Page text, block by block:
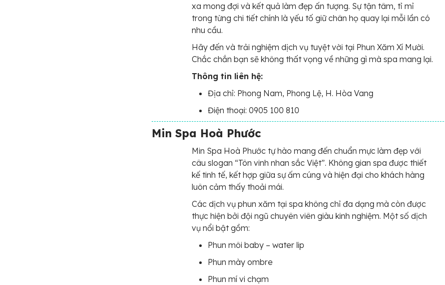
xa mong đợi và kết quả làm đẹp ấn tượng. Sự tận tâm, tỉ mỉ
trong từng chi tiết chính là yếu tố giữ chân họ quay lại mỗi lần có
nhu cầu.
Hãy đến và trải nghiệm dịch vụ tuyệt vời tại Phun Xăm Xí Mười.
Chắc chắn bạn sẽ không thất vọng về những gì mà spa mang lại.
Thông tin liên hệ:
Địa chỉ: Phong Nam, Phong Lệ, H. Hòa Vang
Điện thoại: 0905 100 810
Min Spa Hoà Phước
Min Spa Hoà Phước tự hào mang đến chuẩn mực làm đẹp với
câu slogan “Tôn vinh nhan sắc Việt”. Không gian spa được thiết
kế tinh tế, kết hợp giữa sự ấm cúng và hiện đại cho khách hàng
luôn cảm thấy thoải mái.
Các dịch vụ phun xăm tại spa không chỉ đa dạng mà còn được
thực hiện bởi đội ngũ chuyên viên giàu kinh nghiệm. Một số dịch
vụ nổi bật gồm:
Phun môi baby – water lip
Phun mày ombre
Phun mí vi chạm